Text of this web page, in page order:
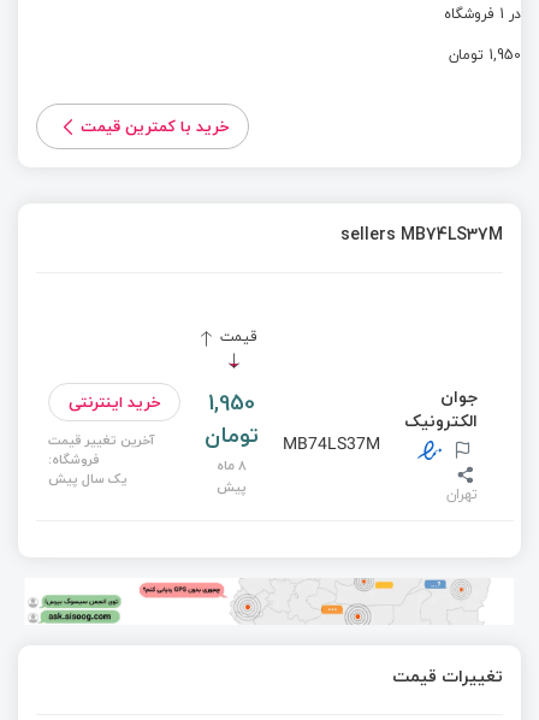
در 1 فروشگاه
1,950 تومان
خرید با کمترین قیمت
sellers MB74LS37M
قیمت
جوان
الکترونیک
تهران
MB74LS37M
1,950
تومان
8 ماه
پیش
خرید اینترنتی
آخرین تغییر قیمت
فروشگاه:
یک سال پیش
تغییرات قیمت